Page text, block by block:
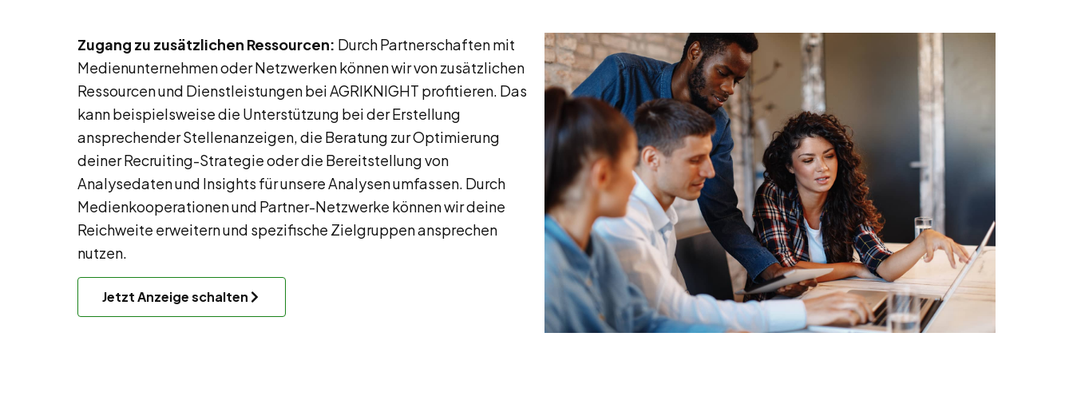
Zugang zu zusätzlichen Ressourcen: Durch Partnerschaften mit
Medienunternehmen oder Netzwerken können wir von zusätzlichen
Ressourcen und Dienstleistungen bei AGRIKNIGHT profitieren. Das
kann beispielsweise die Unterstützung bei der Erstellung
ansprechender Stellenanzeigen, die Beratung zur Optimierung
deiner Recruiting-Strategie oder die Bereitstellung von
Analysedaten und Insights für unsere Analysen umfassen. Durch
Medienkooperationen und Partner-Netzwerke können wir deine
Reichweite erweitern und spezifische Zielgruppen ansprechen
nutzen.
Jetzt Anzeige schalten